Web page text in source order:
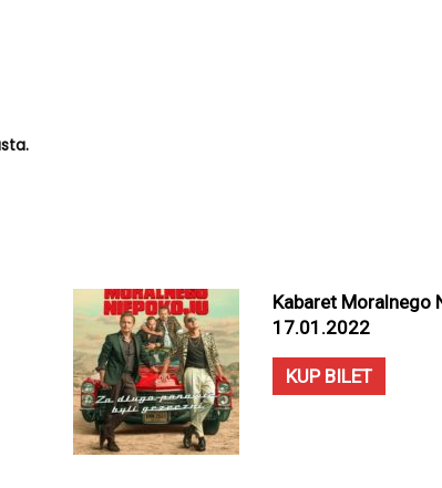
Kabaret Moralnego
17.01.2022
KUP BILET